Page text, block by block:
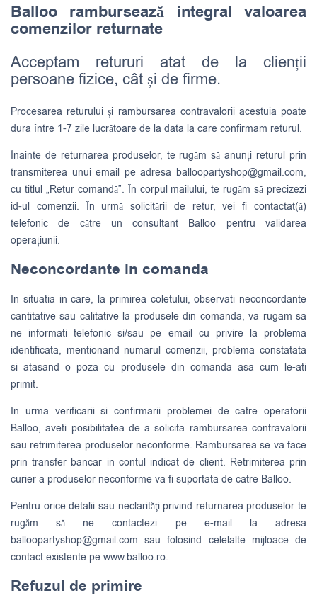
Balloo rambursează integral valoarea
comenzilor returnate
Acceptam retururi atat de la clienții
persoane fizice, cât și de firme.
Procesarea returului și rambursarea contravalorii acestuia poate
dura între 1-7 zile lucrătoare de la data la care confirmam returul.
Înainte de returnarea produselor, te rugăm să anunți returul prin
transmiterea unui email pe adresa balloopartyshop@gmail.com,
cu titlul „Retur comandă”. În corpul mailului, te rugăm să precizezi
id-ul comenzii. În urmă solicitării de retur, vei fi contactat(ă)
telefonic de către un consultant Balloo pentru validarea
operațiunii.
Neconcordante in comanda
In situatia in care, la primirea coletului, observati neconcordante
cantitative sau calitative la produsele din comanda, va rugam sa
ne informati telefonic si/sau pe email cu privire la problema
identificata, mentionand numarul comenzii, problema constatata
si atasand o poza cu produsele din comanda asa cum le-ati
primit.
In urma verificarii si confirmarii problemei de catre operatorii
Balloo, aveti posibilitatea de a solicita rambursarea contravalorii
sau retrimiterea produselor neconforme. Rambursarea se va face
prin transfer bancar in contul indicat de client. Retrimiterea prin
curier a produselor neconforme va fi suportata de catre Balloo.
Pentru orice detalii sau neclarităţi privind returnarea produselor te
rugăm să ne contactezi pe e-mail la adresa
balloopartyshop@gmail.com sau folosind celelalte mijloace de
contact existente pe www.balloo.ro.
Refuzul de primire